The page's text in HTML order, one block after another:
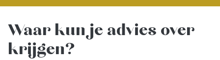
Waar kun je advies over
krijgen?